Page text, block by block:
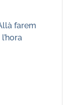
farem